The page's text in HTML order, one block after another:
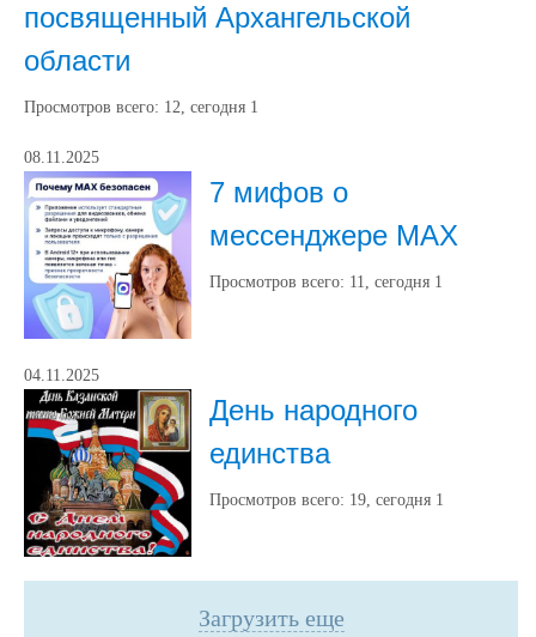
посвященный Архангельской
области
Просмотров всего: 12, сегодня 1
08.11.2025
7 мифов о
мессенджере MAX
Просмотров всего: 11, сегодня 1
04.11.2025
День народного
единства
Просмотров всего: 19, сегодня 1
Загрузить еще